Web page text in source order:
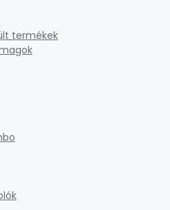
termékek